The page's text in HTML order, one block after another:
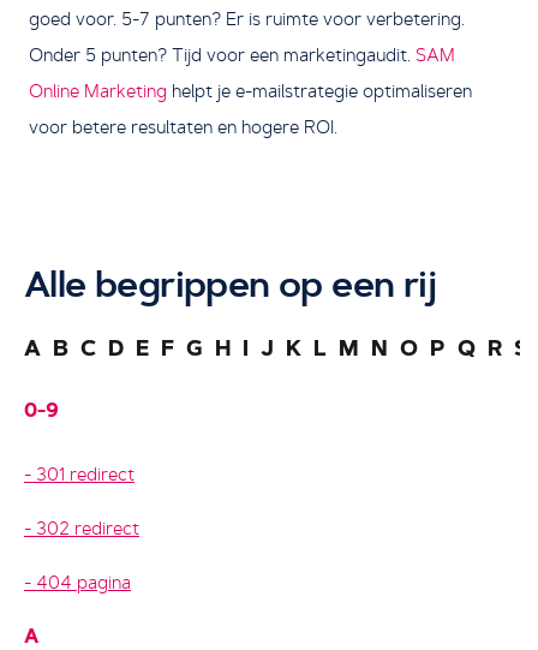
goed voor. 5-7 punten? Er is ruimte voor verbetering.
Onder 5 punten? Tijd voor een marketingaudit. SAM
Online Marketing helpt je e-mailstrategie optimaliseren
voor betere resultaten en hogere ROI.
Alle begrippen op een rij
A B C D E F G H I J K L M N O P Q R S
0-9
301 redirect
302 redirect
404 pagina
A